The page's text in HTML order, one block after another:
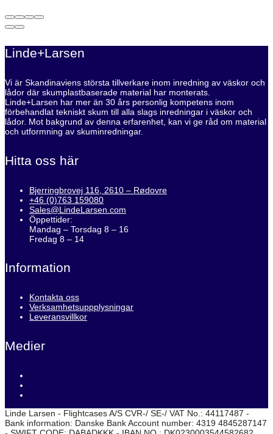
Linde+Larsen
Vi är Skandinaviens största tillverkare inom inredning av väskor och
lådor där skumplastbaserade material har monterats.
Linde+Larsen har mer än 30 års personlig kompetens inom
förbehandlat tekniskt skum till alla slags inredningar i väskor och
lådor. Mot bakgrund av denna erfarenhet, kan vi ge råd om material
och utformning av skuminredningar.
Hitta oss här
Bjerringbrovej 116, 2610 – Rødovre
+46 (0)763 159080
Sales@LindeLarsen.com
Öppettider:
Mandag – Torsdag 8 – 16
Fredag 8 – 14
Information
Kontakta oss
Verksamhetsuppplysningar
Leveransvillkor
Medier
Linde Larsen - Flightcases A/S CVR-/ SE-/ VAT No.: 44117487 -
Bank information: Danske Bank Account number: 4319 4845287147